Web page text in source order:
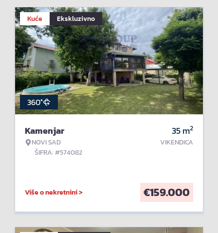
Kuće Ekskluzivno
360°
Kamenjar
NOVI SAD
ŠIFRA: #574082
35m2
VIKENDICA
Više o nekretnini > €159.000